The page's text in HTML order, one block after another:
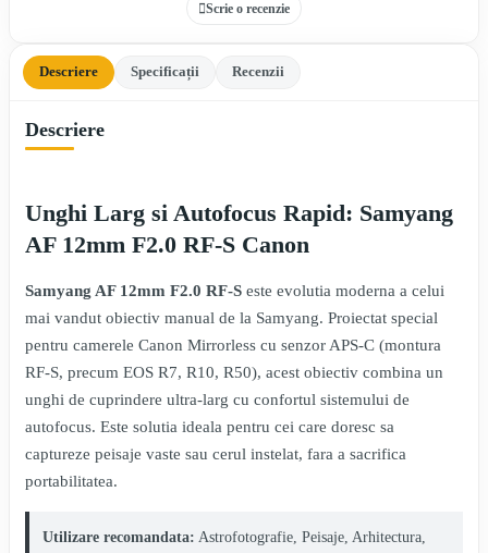
Scrie o recenzie
Descriere Specificații Recenzii
Descriere
Unghi Larg si Autofocus Rapid: Samyang
AF 12mm F2.0 RF-S Canon
Samyang AF 12mm F2.0 RF-S este evolutia moderna a celui
mai vandut obiectiv manual de la Samyang. Proiectat special
pentru camerele Canon Mirrorless cu senzor APS-C (montura
RF-S, precum EOS R7, R10, R50), acest obiectiv combina un
unghi de cuprindere ultra-larg cu confortul sistemului de
autofocus. Este solutia ideala pentru cei care doresc sa
captureze peisaje vaste sau cerul instelat, fara a sacrifica
portabilitatea.
Utilizare recomandata: Astrofotografie, Peisaje, Arhitectura,